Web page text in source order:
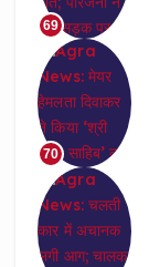
69
70